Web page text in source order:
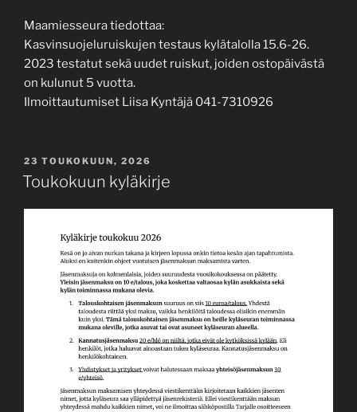
Maamiesseura tiedottaa:
Kasvinsuojeluruiskujen testaus kylätalolla 15.6-26.
2023 testatut sekä uudet ruiskut, joiden ostopäivästä
on kulunut 5 vuotta.
Ilmoittautumiset Liisa Kyntäjä 041-7310926
JULKAISTU
23 TOUKOKUUN, 2026
Toukokuun kyläkirje